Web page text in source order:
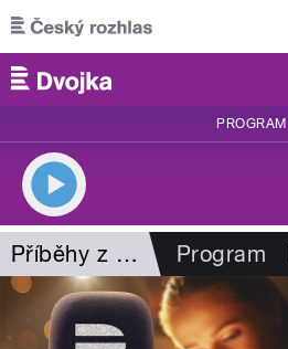
Přejít k hlavnímu obsahu
PROGRAM
Příběhy z kalendáře Program